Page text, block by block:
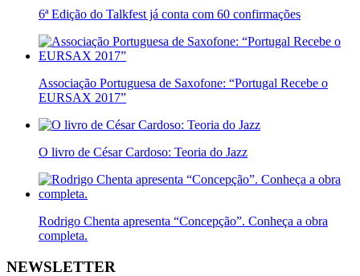
6ª Edição do Talkfest já conta com 60 confirmações
Associação Portuguesa de Saxofone: “Portugal Recebe o
EURSAX 2017”
O livro de César Cardoso: Teoria do Jazz
Rodrigo Chenta apresenta “Concepção”. Conheça a obra
completa.
NEWSLETTER